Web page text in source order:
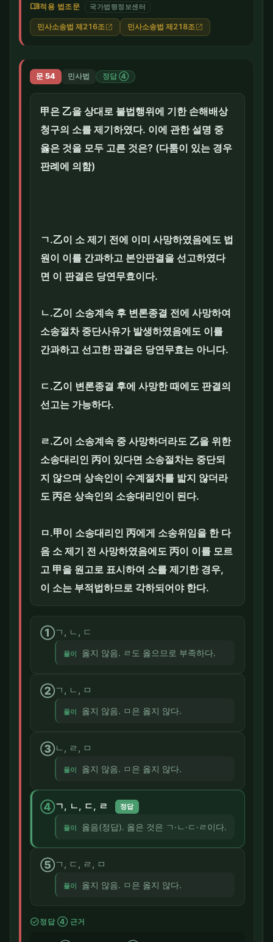
menu_book적용 법조문 국가법령정보센터
민사소송법 제216조 open_in_new 민사소송법 제218조 open_in_new
문 54 민사법 정답 ④
甲은 乙을 상대로 불법행위에 기한 손해배상
청구의 소를 제기하였다. 이에 관한 설명 중
옳은 것을 모두 고른 것은? (다툼이 있는 경우
판례에 의함)
ㄱ.乙이 소 제기 전에 이미 사망하였음에도 법
원이 이를 간과하고 본안판결을 선고하였다
면 이 판결은 당연무효이다.
ㄴ.乙이 소송계속 후 변론종결 전에 사망하여
소송절차 중단사유가 발생하였음에도 이를
간과하고 선고한 판결은 당연무효는 아니다.
ㄷ.乙이 변론종결 후에 사망한 때에도 판결의
선고는 가능하다.
ㄹ.乙이 소송계속 중 사망하더라도 乙을 위한
소송대리인 丙이 있다면 소송절차는 중단되
지 않으며 상속인이 수계절차를 밟지 않더라
도 丙은 상속인의 소송대리인이 된다.
ㅁ.甲이 소송대리인 丙에게 소송위임을 한 다
음 소 제기 전 사망하였음에도 丙이 이를 모르
고 甲을 원고로 표시하여 소를 제기한 경우,
이 소는 부적법하므로 각하되어야 한다.
①ㄱ, ㄴ, ㄷ
풀이 옳지 않음. ㄹ도 옳으므로 부족하다.
②ㄱ, ㄴ, ㅁ
풀이 옳지 않음. ㅁ은 옳지 않다.
③ㄴ, ㄹ, ㅁ
풀이 옳지 않음. ㅁ은 옳지 않다.
④ㄱ, ㄴ, ㄷ, ㄹ 정답
풀이 옳음(정답). 옳은 것은 ㄱ·ㄴ·ㄷ·ㄹ이다.
⑤ㄱ, ㄷ, ㄹ, ㅁ
풀이 옳지 않음. ㅁ은 옳지 않다.
check_circle정답 ④ 근거